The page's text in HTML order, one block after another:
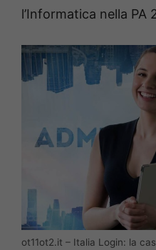
l’Informatica nella PA
ot11ot2.it – Italia Login: la